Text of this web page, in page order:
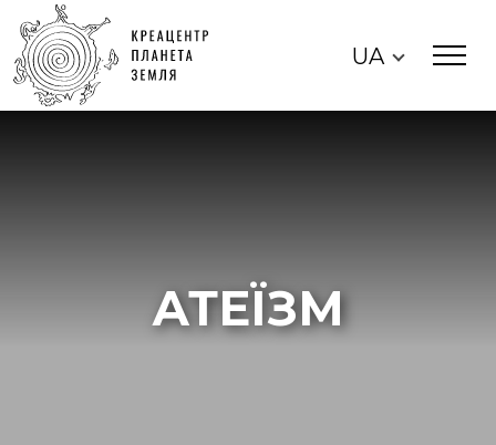
UA
АТЕЇЗМ